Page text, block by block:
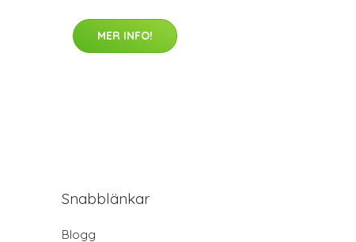
MER INFO!
Snabblänkar
Blogg